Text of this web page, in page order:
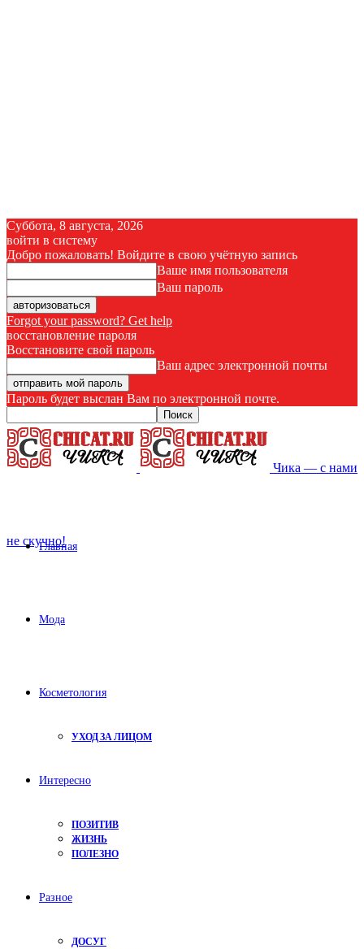
Суббота, 8 августа, 2026
войти в систему
Добро пожаловать! Войдите в свою учётную запись
Ваше имя пользователя
Ваш пароль
Forgot your password? Get help
восстановление пароля
Восстановите свой пароль
Ваш адрес электронной почты
Пароль будет выслан Вам по электронной почте.
Чика — с нами
не скучно!
Главная
Мода
Косметология
УХОД ЗА ЛИЦОМ
Интересно
ПОЗИТИВ
ЖИЗНЬ
ПОЛЕЗНО
Разное
ДОСУГ